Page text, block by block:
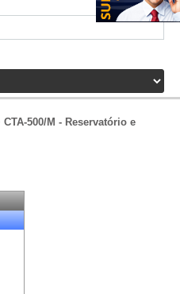
CTA-500/M - Reservatório e